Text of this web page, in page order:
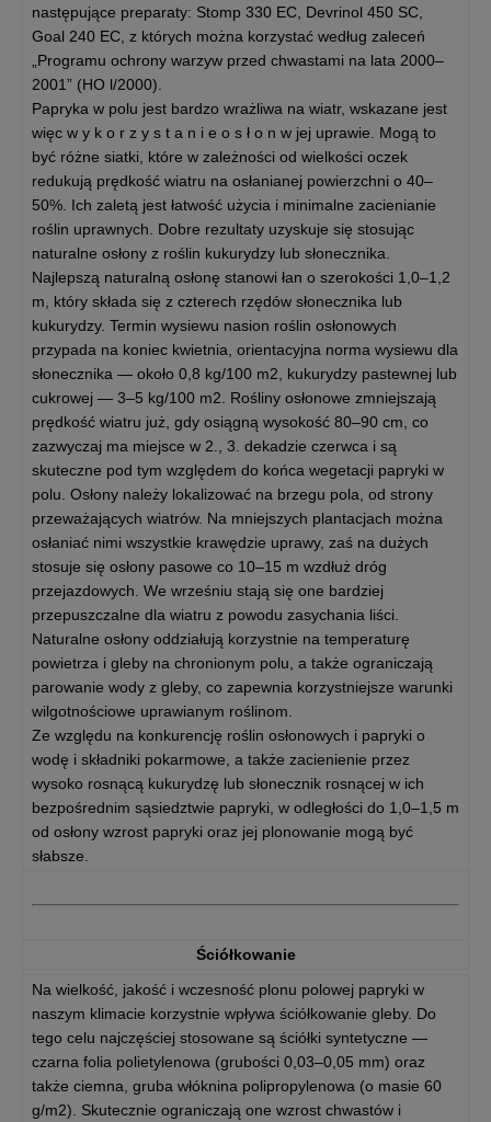
następujące preparaty: Stomp 330 EC, Devrinol 450 SC,
Goal 240 EC, z których można korzystać według zaleceń
„Programu ochrony warzyw przed chwastami na lata 2000–
2001” (HO l/2000).
Papryka w polu jest bardzo wrażliwa na wiatr, wskazane jest
więc w y k o r z y s t a n i e o s ł o n w jej uprawie. Mogą to
być różne siatki, które w zależności od wielkości oczek
redukują prędkość wiatru na osłanianej powierzchni o 40–
50%. Ich zaletą jest łatwość użycia i minimalne zacienianie
roślin uprawnych. Dobre rezultaty uzyskuje się stosując
naturalne osłony z roślin kukurydzy lub słonecznika.
Najlepszą naturalną osłonę stanowi łan o szerokości 1,0–1,2
m, który składa się z czterech rzędów słonecznika lub
kukurydzy. Termin wysiewu nasion roślin osłonowych
przypada na koniec kwietnia, orientacyjna norma wysiewu dla
słonecznika — około 0,8 kg/100 m2, kukurydzy pastewnej lub
cukrowej — 3–5 kg/100 m2. Rośliny osłonowe zmniejszają
prędkość wiatru już, gdy osiągną wysokość 80–90 cm, co
zazwyczaj ma miejsce w 2., 3. dekadzie czerwca i są
skuteczne pod tym względem do końca wegetacji papryki w
polu. Osłony należy lokalizować na brzegu pola, od strony
przeważających wiatrów. Na mniejszych plantacjach można
osłaniać nimi wszystkie krawędzie uprawy, zaś na dużych
stosuje się osłony pasowe co 10–15 m wzdłuż dróg
przejazdowych. We wrześniu stają się one bardziej
przepuszczalne dla wiatru z powodu zasychania liści.
Naturalne osłony oddziałują korzystnie na temperaturę
powietrza i gleby na chronionym polu, a także ograniczają
parowanie wody z gleby, co zapewnia korzystniejsze warunki
wilgotnościowe uprawianym roślinom.
Ze względu na konkurencję roślin osłonowych i papryki o
wodę i składniki pokarmowe, a także zacienienie przez
wysoko rosnącą kukurydzę lub słonecznik rosnącej w ich
bezpośrednim sąsiedztwie papryki, w odległości do 1,0–1,5 m
od osłony wzrost papryki oraz jej plonowanie mogą być
słabsze.
Ściółkowanie
Na wielkość, jakość i wczesność plonu polowej papryki w
naszym klimacie korzystnie wpływa ściółkowanie gleby. Do
tego celu najczęściej stosowane są ściółki syntetyczne —
czarna folia polietylenowa (grubości 0,03–0,05 mm) oraz
także ciemna, gruba włóknina polipropylenowa (o masie 60
g/m2). Skutecznie ograniczają one wzrost chwastów i